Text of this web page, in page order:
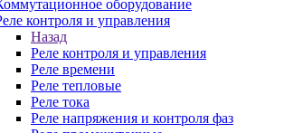
оборудование
контроля и управления
Назад
Реле контроля и управления
Реле времени
Реле тепловые
Реле тока
Реле напряжения и контроля фаз